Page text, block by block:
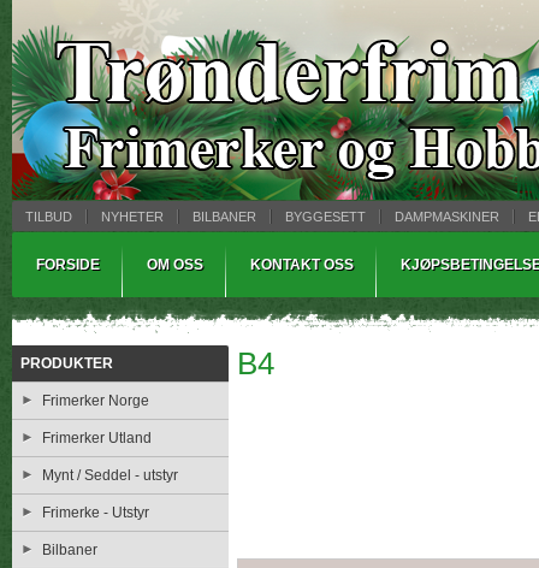
TILBUD NYHETER BILBANER BYGGESETT DAMPMASKINER
FORSIDE OM OSS KONTAKT OSS
PRODUKTER
Frimerker Norge
Frimerker Utland
Mynt / Seddel - utstyr
Frimerke - Utstyr
Bilbaner
B4